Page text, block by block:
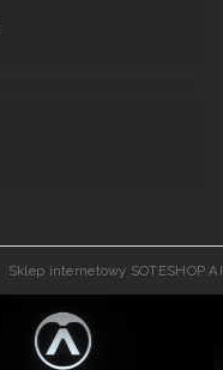
Sklep internetowy SOTESHOP AI